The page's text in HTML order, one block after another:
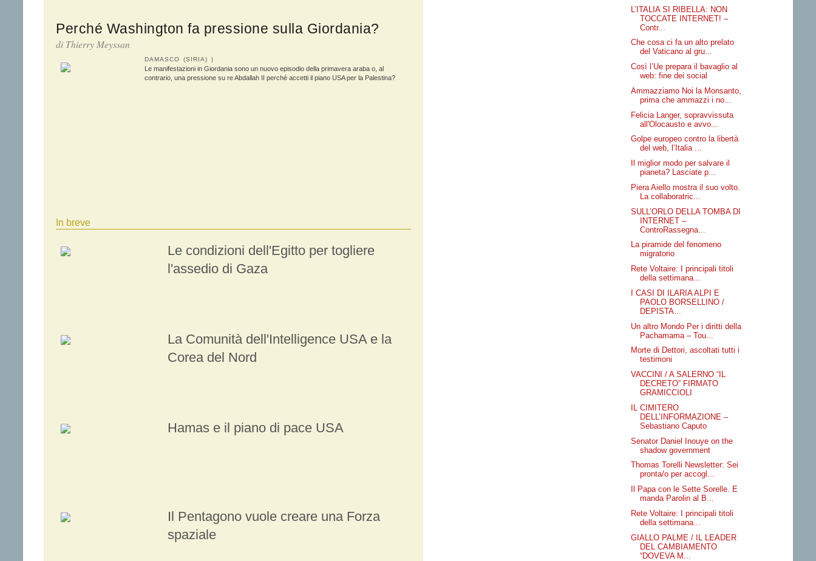
Perché Washington fa pressione sulla Giordania?
di Thierry Meyssan
DAMASCO (SIRIA) |
Le manifestazioni in Giordania sono un nuovo episodio della primavera araba o, al
contrario, una pressione su re Abdallah II perché accetti il piano USA per la Palestina?
In breve
Le condizioni dell'Egitto per togliere
l'assedio di Gaza
La Comunità dell'Intelligence USA e la
Corea del Nord
Hamas e il piano di pace USA
Il Pentagono vuole creare una Forza
spaziale
L’ITALIA SI RIBELLA: NON
TOCCATE INTERNET! –
Contr...
Che cosa ci fa un alto prelato
del Vaticano al gru...
Così l’Ue prepara il bavaglio al
web: fine dei social
Ammazziamo Noi la Monsanto,
prima che ammazzi i no...
Felicia Langer, sopravvissuta
all'Olocausto e avvo...
Golpe europeo contro la libertà
del web, l’Italia ...
Il miglior modo per salvare il
pianeta? Lasciate p...
Piera Aiello mostra il suo volto.
La collaboratric...
SULL’ORLO DELLA TOMBA DI
INTERNET –
ControRassegna...
La piramide del fenomeno
migratorio
Rete Voltaire: I principali titoli
della settimana...
I CASI DI ILARIA ALPI E
PAOLO BORSELLINO /
DEPISTA...
Un altro Mondo Per i diritti della
Pachamama – Tou...
Morte di Dettori, ascoltati tutti i
testimoni
VACCINI / A SALERNO “IL
DECRETO” FIRMATO
GRAMICCIOLI
IL CIMITERO
DELL’INFORMAZIONE –
Sebastiano Caputo
Senator Daniel Inouye on the
shadow government
Thomas Torelli Newsletter: Sei
pronta/o per accogl...
Il Papa con le Sette Sorelle. E
manda Parolin al B...
Rete Voltaire: I principali titoli
della settimana...
GIALLO PALME / IL LEADER
DEL CAMBIAMENTO
“DOVEVA M...